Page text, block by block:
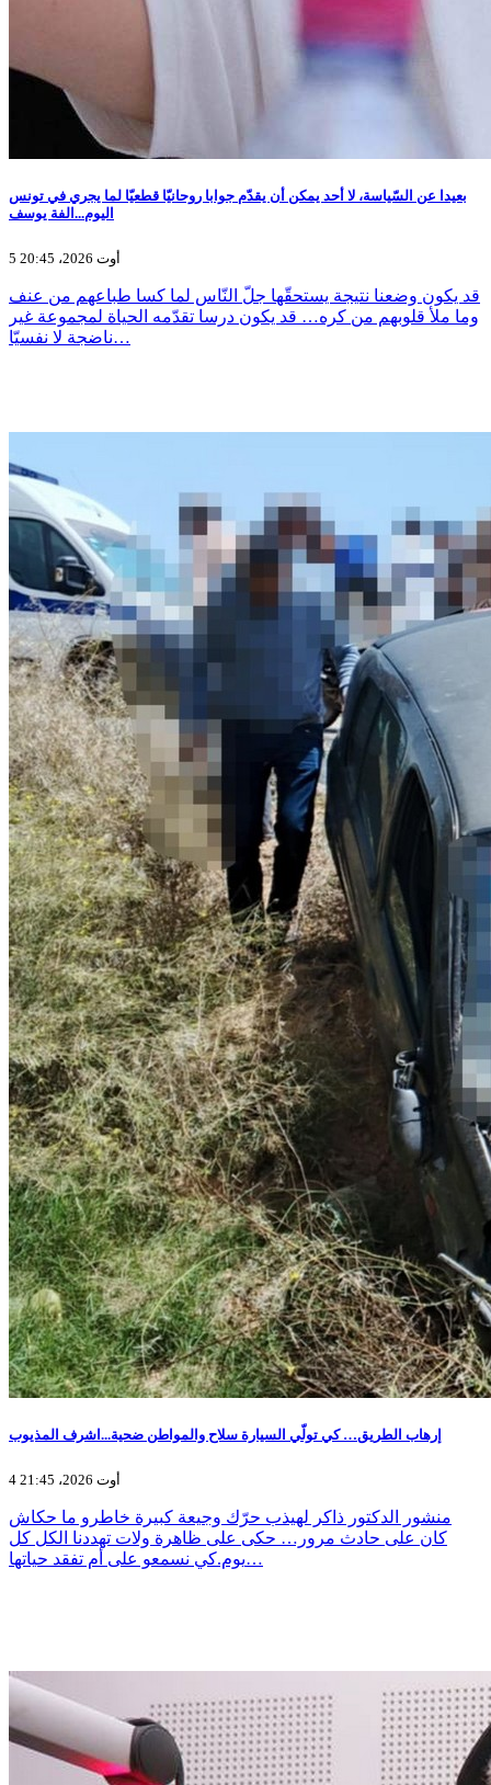
بعيدا عن السّياسة، لا أحد يمكن أن يقدّم جوابا روحانيّا قطعيّا لما يجري في تونس
اليوم...الفة يوسف
5 أوت 2026، 20:45
قد يكون وضعنا نتيجة يستحقّها جلّ النّاس لما كسا طباعهم من عنف
وما ملأ قلوبهم من كره… قد يكون درسا تقدّمه الحياة لمجموعة غير
ناضجة لا نفسيّا…
إرهاب الطريق… كي تولّي السيارة سلاح والمواطن ضحية...اشرف المذيوب
4 أوت 2026، 21:45
منشور الدكتور ذاكر لهيذب حرّك وجيعة كبيرة خاطرو ما حكاش
كان على حادث مرور… حكى على ظاهرة ولات تهددنا الكل كل
يوم.كي نسمعو على أم تفقد حياتها…